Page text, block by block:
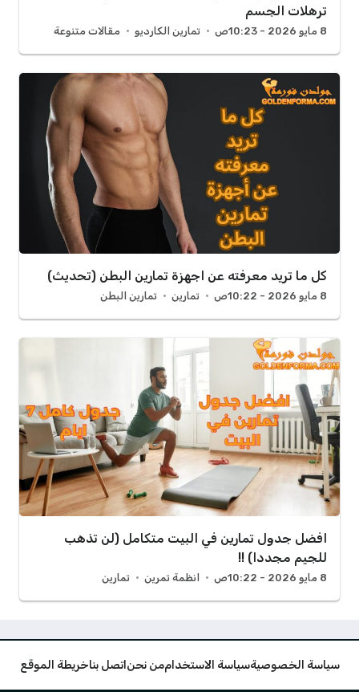
ترهلات الجسم
8 مايو 2026 - 10:23ص تمارين الكارديو مقالات متنوعة
كل ما تريد معرفته عن اجهزة تمارين البطن (تحديث)
8 مايو 2026 - 10:22ص تمارين تمارين البطن
افضل جدول تمارين في البيت متكامل (لن تذهب
للجيم مجددا) !!
8 مايو 2026 - 10:22ص انظمة تمرين تمارين
سياسة الخصوصيةسياسة الاستخداممن نحن اتصل بناخريطة الموقع